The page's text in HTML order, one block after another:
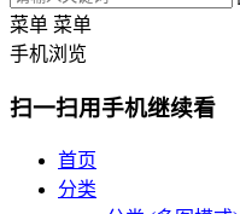
菜单 菜单
手机浏览
扫一扫用手机继续看
首页
分类